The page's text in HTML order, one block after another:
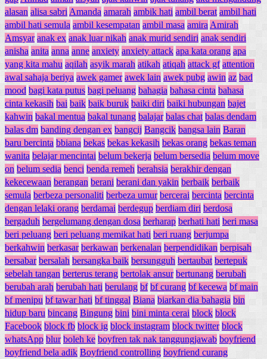
alasan alisa sabri Amanda amarah ambik hati ambil berat ambil hati
ambil hati semula ambil kesempatan ambil masa amira Amirah
Amsyar anak ex anak luar nikah anak murid sendiri anak sendiri
anisha anita anna anne anxiety anxiety attack apa kata orang apa
yang kita mahu aqilah asyik marah atikah atiqah attack gf attention
awal sahaja beriya awek gamer awek lain awek pubg awin az bad
mood bagi kata putus bagi peluang bahagia bahasa cinta bahasa
cinta kekasih bai baik baik buruk baiki diri baiki hubungan bajet
kahwin bakal mentua bakal tunang balajar balas chat balas dendam
balas dm banding dengan ex bangcij Bangcik bangsa lain Baran
baru bercinta bbiana bekas bekas kekasih bekas orang bekas teman
wanita belajar mencintai belum bekerja belum bersedia belum move
on belum sedia benci benda remeh berahsia berakhir dengan
kekecewaan berangan berani berani dan yakin berbaik berbaik
semula berbeza personaliti berbeza umur bercerai bercinta bercinta
dengan lelaki orang berdamai berdegup berdiam diri berdosa
bergaduh bergelumang dengan dosa berharap berhati hati beri masa
beri peluang beri peluang memikat hati beri ruang berjumpa
berkahwin berkasar berkawan berkenalan berpendidikan berpisah
bersabar bersalah bersangka baik bersungguh bertaubat bertepuk
sebelah tangan berterus terang bertolak ansur bertunang berubah
berubah arah berubah hati berulang bf bf curang bf kecewa bf main
bf menipu bf tawar hati bf tinggal Biana biarkan dia bahagia bin
hidup baru bincang Bingung bini bini minta cerai block block
Facebook block fb block ig block instagram block twitter block
whatsApp blur boleh ke boyfren tak nak tanggungjawab boyfriend
boyfriend bela adik Boyfriend controlling boyfriend curang